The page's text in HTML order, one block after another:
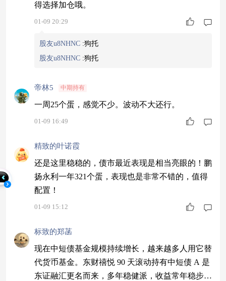
得选择加仓哦。
01-09 20:29
股友u8NHNC :狗托
股友u8NHNC :狗托
帝林5 中期持有
一周25个蛋，感觉不少。波动不大还行。
01-09 16:49
精致的叶诺霞
还是这里稳稳的，债市最近表现是相当亮眼的！鹏
扬永利一年321个蛋，表现也是非常不错的，值得
配置！
01-09 15:12
标致的郑菡
现在中短债基金规模持续增长，越来越多人用它替
代货币基金。东财禧悦 90 天滚动持有中短债 A 是
东证融汇更名而来，多年稳健派，收益常年稳步向